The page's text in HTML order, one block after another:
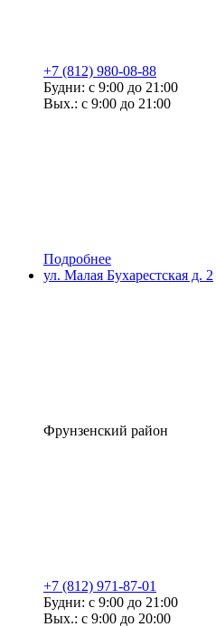
+7 (812) 980-08-88
Будни: с 9:00 до 21:00
Вых.: с 9:00 до 21:00
Подробнее
ул. Малая Бухарестская д. 2
Фрунзенский район
+7 (812) 971-87-01
Будни: с 9:00 до 21:00
Вых.: с 9:00 до 20:00